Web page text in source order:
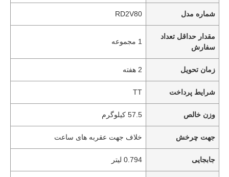
شماره مدل RD2V80
مقدار حداقل تعداد
سفارش
1 مجموعه
زمان تحویل 2 هفته
شرایط پرداخت TT
وزن خالص 57.5 کیلوگرم
جهت چرخش خلاف جهت عقربه های ساعت
جابجایی 0.794 لیتر